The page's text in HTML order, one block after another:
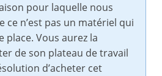
pour laquelle nous
ce n’est pas un matériel qui
place. Vous aurez la
de son plateau de travail
d’acheter cet